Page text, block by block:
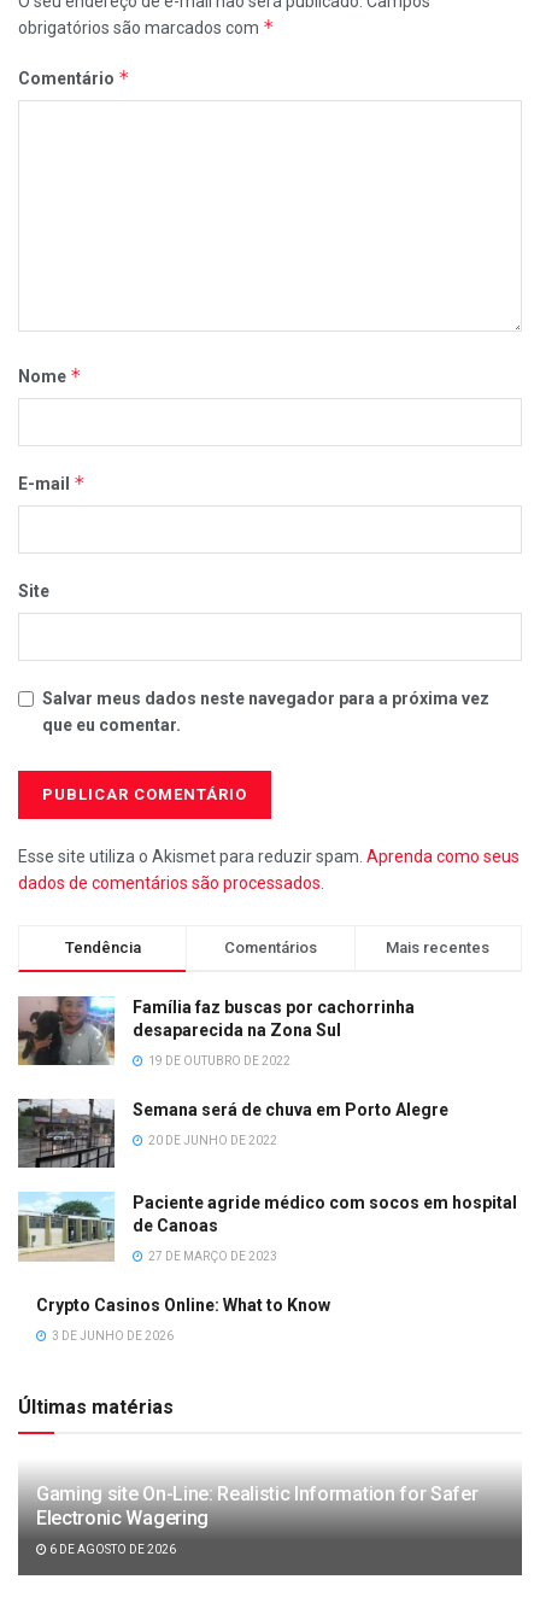
obrigatórios são marcados com *
Comentário *
Nome *
E-mail *
Site
Salvar meus dados neste navegador para a próxima vez
que eu comentar.
Esse site utiliza o Akismet para reduzir spam. Aprenda como seus
dados de comentários são processados
Tendência Comentários Mais recentes
Família faz buscas por cachorrinha
desaparecida na Zona Sul
19 DE OUTUBRO DE 2022
Semana será de chuva em Porto Alegre
20 DE JUNHO DE 2022
Paciente agride médico com socos em hospital
de Canoas
27 DE MARÇO DE 2023
Crypto Casinos Online: What to Know
3 DE JUNHO DE 2026
Últimas matérias
Gaming site On-Line: Realistic Information for Safer
Electronic Wagering
6 DE AGOSTO DE 2026